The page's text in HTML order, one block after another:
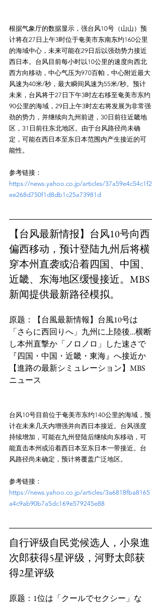
根据气象厅的数据显示，强台风10号（山山）预
计将在27日上午3时位于奄美市东南东约160公里
的海域中心，未来可能在29日后以强劲势力接近
西日本。台风目前每小时以10公里的速度向西北
西方向移动，中心气压为970百帕，中心附近最大
风速为40米/秒，最大瞬间风速为55米/秒。预计
未来，台风将于27日下午3时左右移至奄美市东约
90公里的海域，29日上午3时左右将发展为非常强
劲的势力，并继续向九州前进，30日前往近畿地
区，31日前往东北地区。由于台风路径尚未确
定，可能在西日本至东日本范围内产生接近的可
参考链接：
https://news.yahoo.co.jp/articles/37a59e4c54c1f2
ee268d750f1d8db1c25a73981d
【台风最新情报】台风10号向西
偏西移动，预计登陆九州后将横
穿本州直袭或沿着四国、中国、
近畿、东海地区缓慢接近。MBS
新闻提供最新路径模拟。
原题：【台風最新情報】台風10号は
「さらに西回りへ」九州に上陸後…横断
し本州直撃か「ノロノロ」した速さで
『四国・中国・近畿・東海』へ接近か
【進路の最新シミュレーション】MBS
台风10号目前位于奄美市东约140公里的海域，预
计在未来几天内增强并向西日本接近。台风强度
持续增加，可能在九州登陆后继续向东移动，可
能直击本州或沿着西日本至东日本一带接近。台
参考链接：
https://news.yahoo.co.jp/articles/3a6818fba8165
a4c9ab90b7a5dc169e579245e88
自行评级自民党候选人，小泉進
次郎获得5星评级，河野太郎获
得2星评级
原题：1位は「クールでセクシー」な